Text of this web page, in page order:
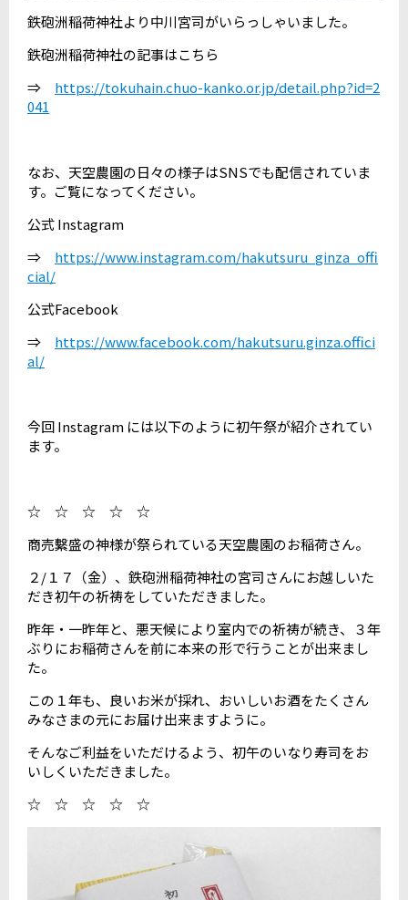
鉄砲洲稲荷神社より中川宮司がいらっしゃいました。
鉄砲洲稲荷神社の記事はこちら
⇒ https://tokuhain.chuo-kanko.or.jp/detail.php?id=2
041
なお、天空農園の日々の様子はSNSでも配信されていま
す。ご覧になってください。
公式 Instagram
⇒ https://www.instagram.com/hakutsuru_ginza_offi
cial/
公式Facebook
⇒ https://www.facebook.com/hakutsuru.ginza.offici
al/
今回 Instagram には以下のように初午祭が紹介されてい
ます。
☆ ☆ ☆ ☆ ☆
商売繫盛の神様が祭られている天空農園のお稲荷さん。
２/１７（金）、鉄砲洲稲荷神社の宮司さんにお越しいた
だき初午の祈祷をしていただきました。
昨年・一昨年と、悪天候により室内での祈祷が続き、３年
ぶりにお稲荷さんを前に本来の形で行うことが出来まし
た。
この１年も、良いお米が採れ、おいしいお酒をたくさん
みなさまの元にお届け出来ますように。
そんなご利益をいただけるよう、初午のいなり寿司をお
いしくいただきました。
☆ ☆ ☆ ☆ ☆